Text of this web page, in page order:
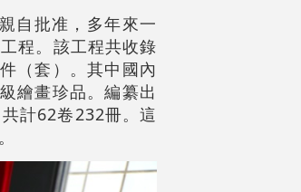
自批准，多年來一
程。該工程共收錄
（套）。其中國內
繪畫珍品。編纂出
計62卷232冊。這